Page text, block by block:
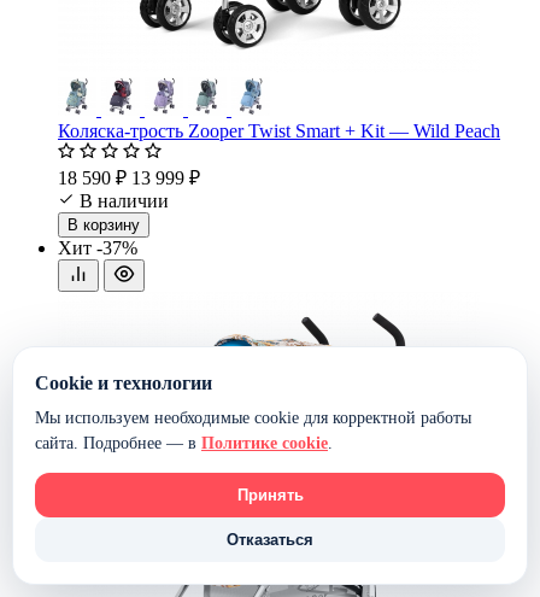
Коляска-трость Zooper Twist Smart + Kit — Wild Peach
18 590 ₽ 13 999 ₽
В наличии
В корзину
Хит -37%
Cookie и технологии
Мы используем необходимые cookie для корректной работы
сайта. Подробнее — в Политике cookie.
Принять
Отказаться